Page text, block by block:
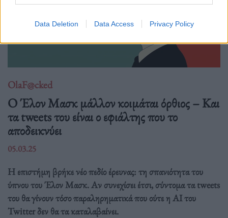
Data Deletion Data Access Privacy Policy
OlaF@cked
Ο Έλον Μασκ μάλλον κοιμάται όρθιος – Και
τα tweets του είναι ο εφιάλτης που το
αποδεικνύει
05.03.25
Η επιστήμη βρήκε νέο πεδίο έρευνας: τη σπανιότητα του
ύπνου του Έλον Μασκ. Αν συνεχίσει έτσι, σύντομα τα tweets
του θα γίνουν τόσο παραληρηματικά που ούτε η AI του
Twitter δεν θα τα καταλαβαίνει.